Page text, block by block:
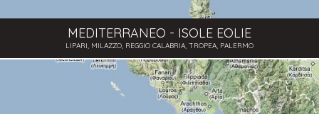
MEDITERRANEO - ISOLE EOLIE
LIPARI, MILAZZO, REGGIO CALABRIA, TROPEA, PALERMO